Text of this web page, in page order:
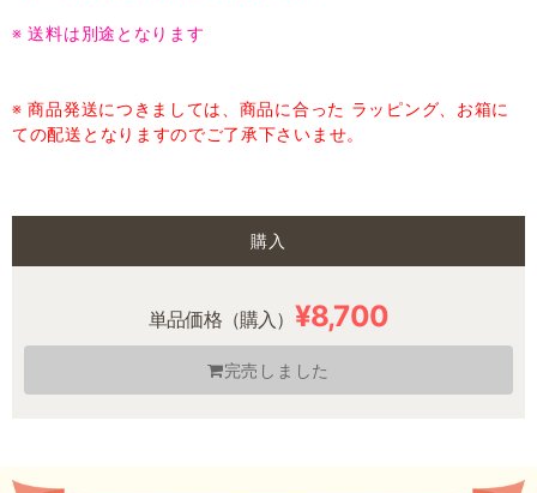
※ 送料は別途となります
※ 商品発送につきましては、商品に合った ラッピング、お箱に
ての配送となりますのでご了承下さいませ。
購入
単品価格（購入） ¥8,700
完売しました